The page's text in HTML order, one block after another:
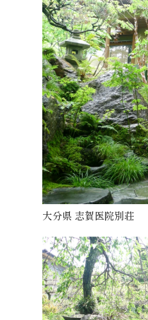
大分県 志賀医院別荘